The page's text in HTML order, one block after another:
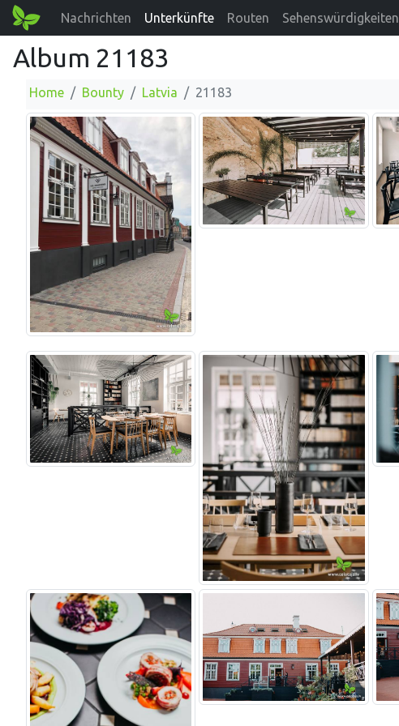
Nachrichten Unterkünfte Routen Sehenswürdigkeiten
Album 21183
Home Bounty Latvia 21183